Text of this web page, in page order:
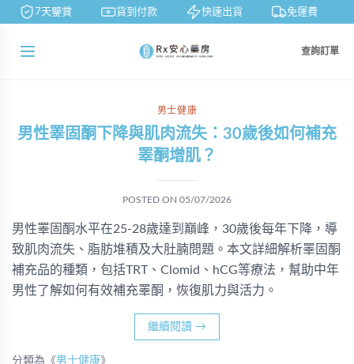
7天鑒賞 貨到付款 快速出貨 免運費
查詢訂單
男士健康
男性睪固酮下降與肌肉流失：30歲後如何補充
睪酮增肌？
POSTED ON 05/07/2026
男性睪固酮水平在25-28歲達到巔峰，30歲後每年下降，導
致肌肉流失、脂肪堆積及大肚腩問題。本文詳細解析睪固酮
補充品的種類，包括TRT、Clomid、hCG等療法，幫助中年
男性了解如何有效補充睪酮，恢復肌力與活力。
繼續閱讀 →
分類為《男士健康》